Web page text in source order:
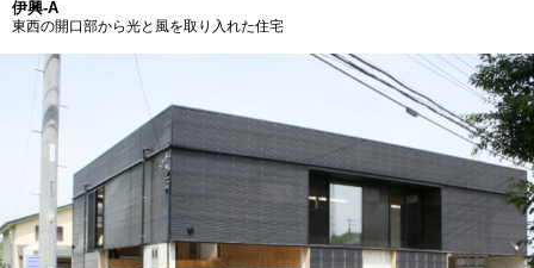
伊興-A
東西の開口部から光と風を取り入れた住宅